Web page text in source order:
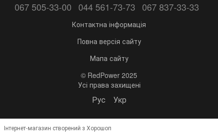
067 505-33-00 044 561-73-73 067 837-33-33
Контактна інформація
Повна версія сайту
Мапа сайту
© RedPower 2025
Усі права захищені
Рус Укр
Інтернет-магазин створений з Хорошоп